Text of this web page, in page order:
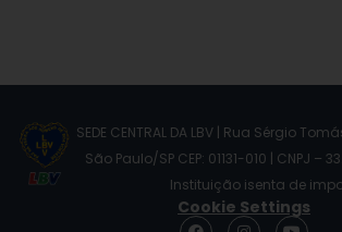
SEDE CENTRAL DA LBV | Rua Sérgio
São Paulo/SP CEP: 01131-010 | CNPJ –
Instituição isenta de
Cookie Settings
F
I
Y